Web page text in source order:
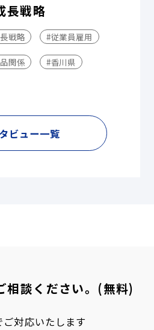
長戦略
戦略 #従業員雇用
関係 #香川県
ビュー一覧
相談ください。(無料)
ご対応いたします